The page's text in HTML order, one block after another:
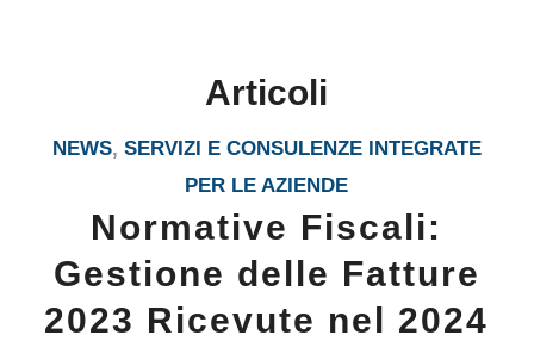
Articoli
NEWS, SERVIZI E CONSULENZE INTEGRATE
PER LE AZIENDE
Normative Fiscali:
Gestione delle Fatture
2023 Ricevute nel 2024